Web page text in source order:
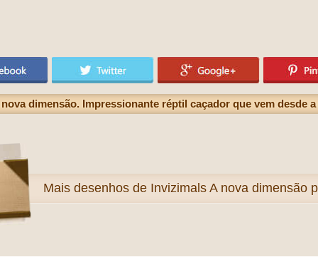
dimensão. Impressionante réptil caçador que vem desde
Mais desenhos de Invizimals A nova dimensão